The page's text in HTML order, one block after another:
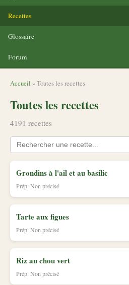
Recettes
Glossaire
Forum
Accueil » Toutes les recettes
Toutes les recettes
4191 recettes
Grondins à l'ail et au basilic
Prép: Non précisé
Tarte aux figues
Prép: Non précisé
Riz au chou vert
Prép: Non précisé